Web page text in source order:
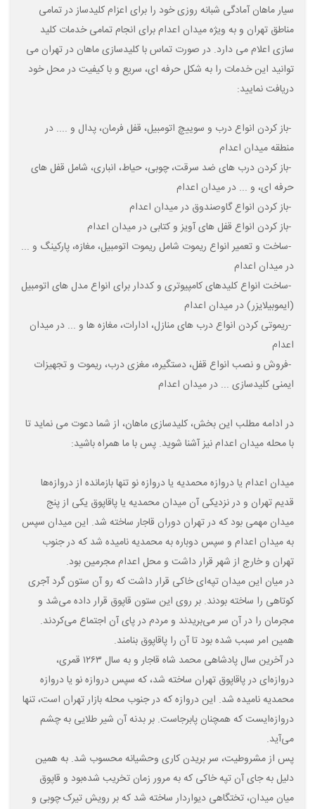
سیار ماهان آمادگی شبانه روزی خود را برای اعزام کلیدساز در تمامی
مناطق تهران و به ویژه میدان اعدامبرای انجام تمامی خدمات کلید
سازی اعلام می دارد. در صورت تماس با کلیدسازی ماهان در تهران می
توانید این خدمات را به شکل حرفه ای، سریع و با کیفیت در محل خود
دریافت نمایید:
-باز کردن انواع درب و سوییچ اتومبیل، قفل فرمان، پدال و .... در
منطقه میدان اعدام
-باز کردن درب های ضد سرقت، چوبی، حیاط، انباری، شامل قفل های
حرفه ای، و ... در میدان اعدام
-باز کردن انواع گاوصندوق در میدان اعدام
-باز کردن انواع قفل های آویز و کتابی در میدان اعدام
-ساخت و تعمیر انواع ریموت شامل ریموت اتومبیل، مغازه، پارکینگ و ...
در میدان اعدام
-ساخت انواع کلیدهای کامپیوتری و کددار برای انواع مدل های اتومبیل
(ایموبیلایزر) در میدان اعدام
-ریموتی کردن انواع درب های منازل، ادارات، مغازه ها و ... در میدان
اعدام
-فروش و نصب انواع قفل، دستگیره، مغزی درب، ریموت و تجهیزات
ایمنی کلیدسازی ... در میدان اعدام
در ادامه مطلب این بخش، کلیدسازی ماهان، از شما دعوت می نماید تا
با محله میدان اعدامنیز آشنا شوید. پس با ما همراه باشید:
میدان اعدام یا دروازه محمدیه یا دروازه نو تنها بازمانده از دروازه‌ها
قدیم تهران و در نزدیکی آن میدان محمدیه یا پاقاپوق یکی از پنج
میدان مهمی بود که در تهران دوران قاجار ساخته شد. این میدان سپس
به میدان اعدام و سپس دوباره به محمدیه نامیده شد که در جنوب
تهران و خارج از شهر قرار داشت و محل اعدام مجرمین بود.
در میان این میدان تپه‌ای خاکی قرار داشت که رو آن ستون گرد آجری
کوتاهی را ساخته بودند. بر روی این ستون قاپوق قرار داده می‌شد و
مجرمان را در آن سر می‌بریدند و مردم در پای آن اجتماع می‌کردند.
همین امر سبب شده بود تا آن را پاقاپوق بنامند.
در آخرین سال پادشاهی محمد شاه قاجار و به سال ۱۲۶۳ قمری،
دروازه‌ای در پاقاپوق تهران ساخته شد، که سپس دروازه نو یا دروازه
محمدیه نامیده شد. این دروازه که در جنوب محله بازار تهران است، تنها
دروازه‌ایست که همچنان پابرجاست. بر بدنه آن شیر طلایی به چشم
می‌آید.
پس از مشروطیت، سر بریدن کاری وحشیانه محسوب شد. به همین
دلیل به جای آن تپه خاکی که به مرور زمان تخریب شده‌بود و قاپوق
میان میدان، تختگاهی دیواردار ساخته شد که بر رویش تیرک چوبی و